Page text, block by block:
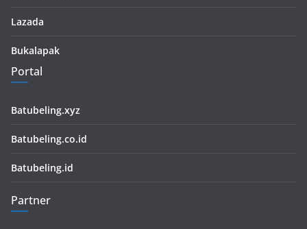
Lazada
Bukalapak
Portal
Batubeling.xyz
Batubeling.co.id
Batubeling.id
Partner